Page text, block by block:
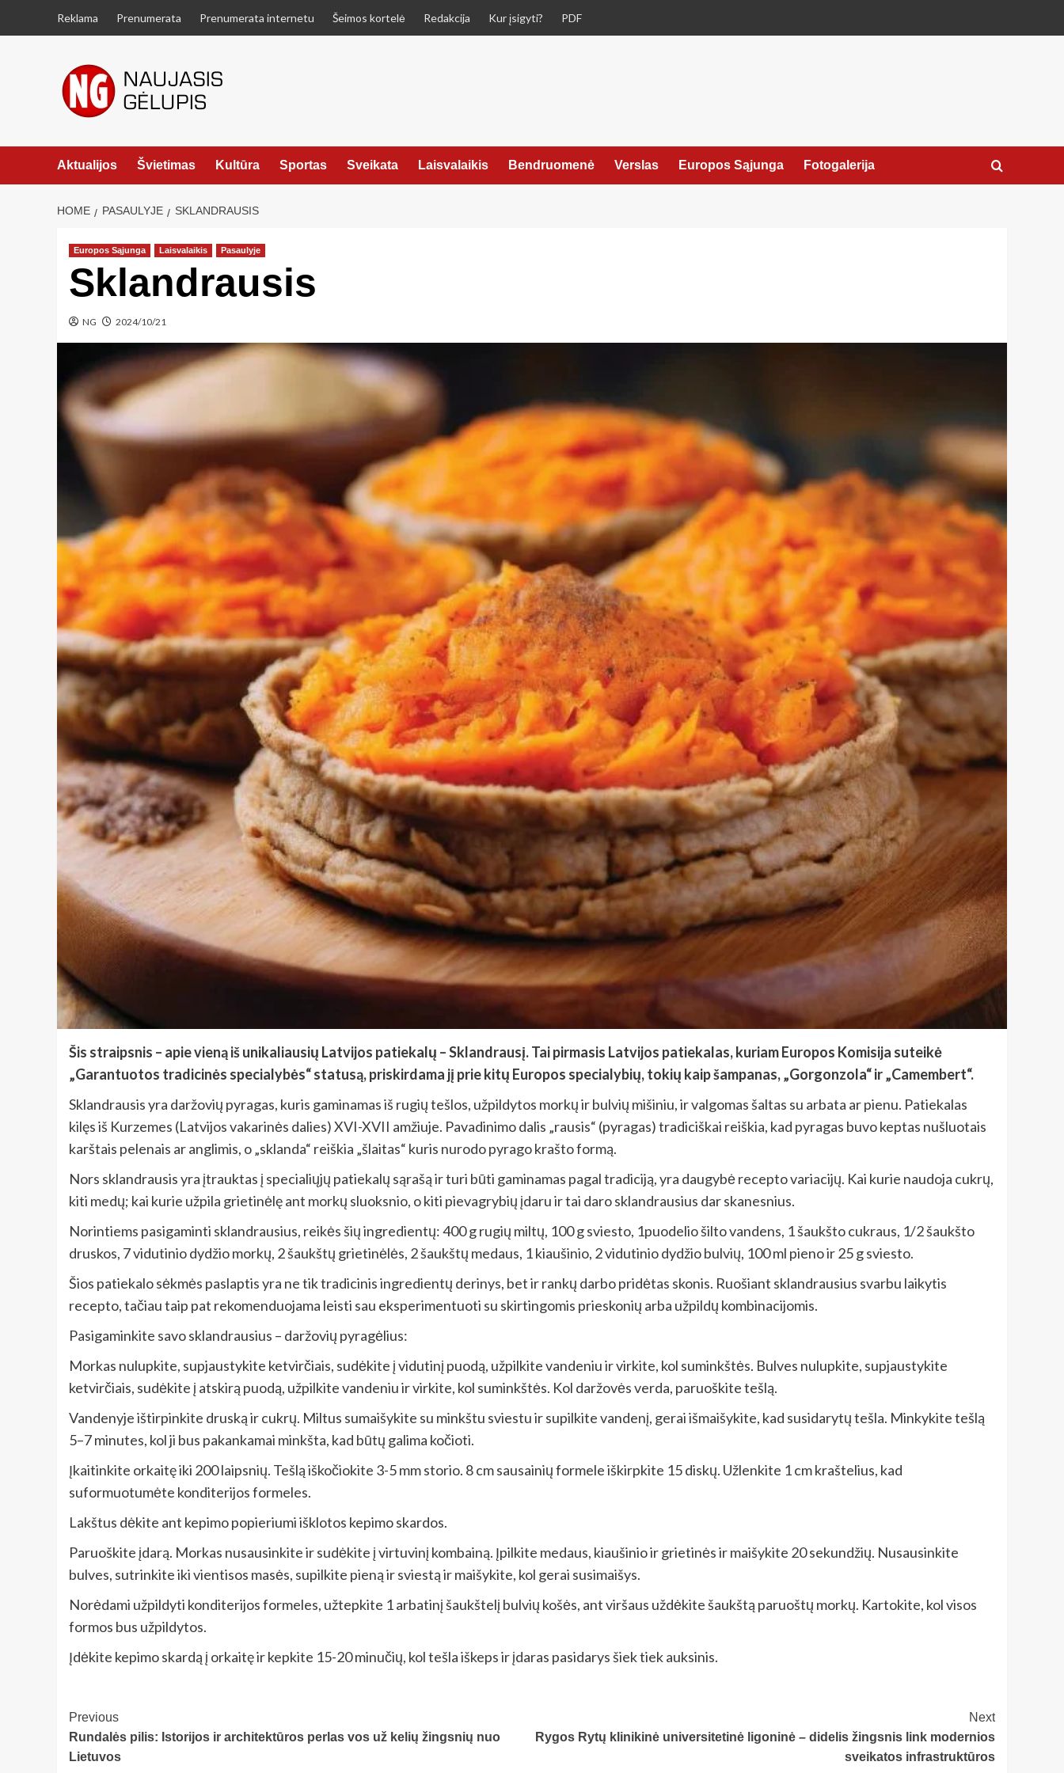
Reklama Prenumerata Prenumerata internetu Šeimos kortelė Redakcija Kur įsigyti? PDF
Aktualijos Švietimas Kultūra Sportas Sveikata Laisvalaikis Bendruomenė Verslas Europos Sąjunga Fotogalerija
HOME PASAULYJE SKLANDRAUSIS
Europos Sąjunga Laisvalaikis Pasaulyje
Sklandrausis
NG 2024/10/21
Šis straipsnis – apie vieną iš unikaliausių Latvijos patiekalų – Sklandrausį. Tai pirmasis Latvijos patiekalas, kuriam Europos Komisija suteikė
„Garantuotos tradicinės specialybės“ statusą, priskirdama jį prie kitų Europos specialybių, tokių kaip šampanas, „Gorgonzola“ ir „Camembert“.
Sklandrausis yra daržovių pyragas, kuris gaminamas iš rugių tešlos, užpildytos morkų ir bulvių mišiniu, ir valgomas šaltas su arbata ar pienu. Patiekalas
kilęs iš Kurzemes (Latvijos vakarinės dalies) XVI-XVII amžiuje. Pavadinimo dalis „rausis“ (pyragas) tradiciškai reiškia, kad pyragas buvo keptas nušluotais
karštais pelenais ar anglimis, o „sklanda“ reiškia „šlaitas“ kuris nurodo pyrago krašto formą.
Nors sklandrausis yra įtrauktas į specialiųjų patiekalų sąrašą ir turi būti gaminamas pagal tradiciją, yra daugybė recepto variacijų. Kai kurie naudoja cukrų,
kiti medų; kai kurie užpila grietinėlę ant morkų sluoksnio, o kiti pievagrybių įdaru ir tai daro sklandrausius dar skanesnius.
Norintiems pasigaminti sklandrausius, reikės šių ingredientų: 400 g rugių miltų, 100 g sviesto, 1puodelio šilto vandens, 1 šaukšto cukraus, 1/2 šaukšto
druskos, 7 vidutinio dydžio morkų, 2 šaukštų grietinėlės, 2 šaukštų medaus, 1 kiaušinio, 2 vidutinio dydžio bulvių, 100 ml pieno ir 25 g sviesto.
Šios patiekalo sėkmės paslaptis yra ne tik tradicinis ingredientų derinys, bet ir rankų darbo pridėtas skonis. Ruošiant sklandrausius svarbu laikytis
recepto, tačiau taip pat rekomenduojama leisti sau eksperimentuoti su skirtingomis prieskonių arba užpildų kombinacijomis.
Pasigaminkite savo sklandrausius – daržovių pyragėlius:
Morkas nulupkite, supjaustykite ketvirčiais, sudėkite į vidutinį puodą, užpilkite vandeniu ir virkite, kol suminkštės. Bulves nulupkite, supjaustykite
ketvirčiais, sudėkite į atskirą puodą, užpilkite vandeniu ir virkite, kol suminkštės. Kol daržovės verda, paruoškite tešlą.
Vandenyje ištirpinkite druską ir cukrų. Miltus sumaišykite su minkštu sviestu ir supilkite vandenį, gerai išmaišykite, kad susidarytų tešla. Minkykite tešlą
5–7 minutes, kol ji bus pakankamai minkšta, kad būtų galima kočioti.
Įkaitinkite orkaitę iki 200 laipsnių. Tešlą iškočiokite 3-5 mm storio. 8 cm sausainių formele iškirpkite 15 diskų. Užlenkite 1 cm kraštelius, kad
suformuotumėte konditerijos formeles.
Lakštus dėkite ant kepimo popieriumi išklotos kepimo skardos.
Paruoškite įdarą. Morkas nusausinkite ir sudėkite į virtuvinį kombainą. Įpilkite medaus, kiaušinio ir grietinės ir maišykite 20 sekundžių. Nusausinkite
bulves, sutrinkite iki vientisos masės, supilkite pieną ir sviestą ir maišykite, kol gerai susimaišys.
Norėdami užpildyti konditerijos formeles, užtepkite 1 arbatinį šaukštelį bulvių košės, ant viršaus uždėkite šaukštą paruoštų morkų. Kartokite, kol visos
formos bus užpildytos.
Įdėkite kepimo skardą į orkaitę ir kepkite 15-20 minučių, kol tešla iškeps ir įdaras pasidarys šiek tiek auksinis.
Post
Navigation
Previous
Rundalės pilis: Istorijos ir architektūros perlas vos už kelių žingsnių nuo
Lietuvos
Next
Rygos Rytų klinikinė universitetinė ligoninė – didelis žingsnis link modernios
sveikatos infrastruktūros